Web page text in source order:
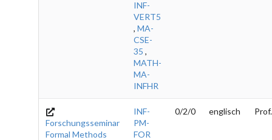
INF-
VERT5
, MA-
CSE-
35 ,
MATH-
MA-
INFHR
Forschungsseminar
Formal Methods
INF-
PM-
FOR
0/2/0 englisch